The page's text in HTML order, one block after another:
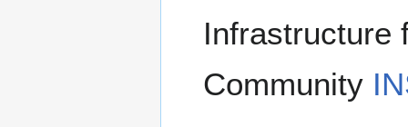
Infrastructure
Community